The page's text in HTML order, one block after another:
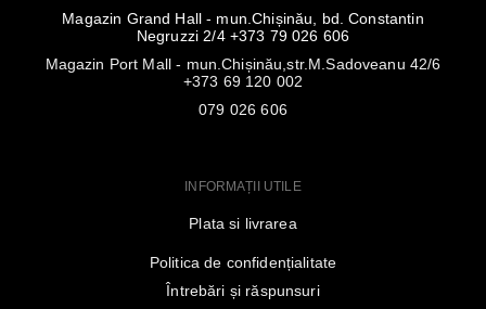
Magazin Grand Hall - mun.Chișinău, bd. Constantin
Negruzzi 2/4 +373 79 026 606
Magazin Port Mall - mun.Chișinău,str.M.Sadoveanu 42/6
+373 69 120 002
079 026 606
INFORMAȚII UTILE
Plata si livrarea
Politica de confidențialitate
Întrebări și răspunsuri